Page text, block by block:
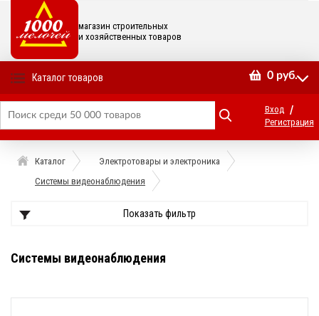
магазин строительных
и хозяйственных товаров
Каталог товаров 0 руб.
Вход /
Регистрация
Каталог
Электротовары и электроника
Системы видеонаблюдения
Показать фильтр
Системы видеонаблюдения